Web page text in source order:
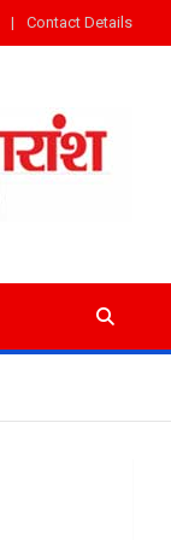
Contact Details